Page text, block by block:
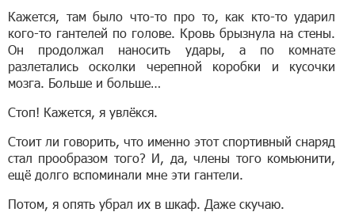
Кажется, там было что-то про то, как кто-то ударил
кого-то гантелей по голове. Кровь брызнула на стены.
Он продолжал наносить удары, а по комнате
разлетались осколки черепной коробки и кусочки
мозга. Больше и больше…
Стоп! Кажется, я увлёкся.
Стоит ли говорить, что именно этот спортивный снаряд
стал прообразом того? И, да, члены того комьюнити,
ещё долго вспоминали мне эти гантели.
Потом, я опять убрал их в шкаф. Даже скучаю.